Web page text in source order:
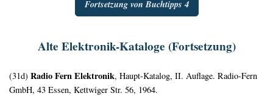
Fortsetzung von Buchtipps 4
Alte Elektronik-Kataloge (Fortsetzung)
(31d) Radio Fern Elektronik, Haupt-Katalog, II. Auflage. Radio-Fern
GmbH, 43 Essen, Kettwiger Str. 56, 1964.